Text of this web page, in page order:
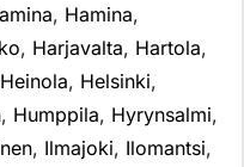
, Hamina,
, Harjavalta, Hartola,
Heinola, Helsinki,
, Humppila, Hyrynsalmi,
, Ilmajoki, Ilomantsi,